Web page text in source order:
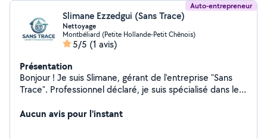
Auto-entrepreneur
Slimane Ezzedgui (Sans Trace)
Nettoyage
Montbéliard (Petite Hollande-Petit Chênois)
5/5 (1 avis)
Présentation
Bonjour ! Je suis Slimane, gérant de l'entreprise "Sans
Trace". Professionnel déclaré, je suis spécialisé dans le
pour les particuliers et les professionnels. Que ce soit
Aucun avis pour l'instant